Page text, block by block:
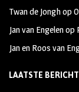
Twan de Jonghop
Jan van Engelenop
Jan en Roos van
LAATSTE